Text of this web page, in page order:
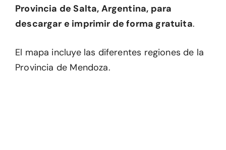
Provincia de Salta, Argentina, para
descargar e imprimir de forma gratuita.
El mapa incluye las diferentes regiones de la
Provincia de Mendoza.